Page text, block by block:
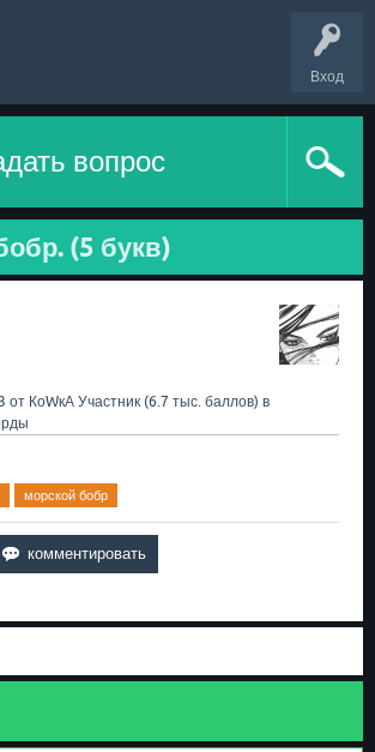
Вход
вопрос
(5 букв)
от КоWкА Участник (6.7 тыс. баллов) в
морской бобр